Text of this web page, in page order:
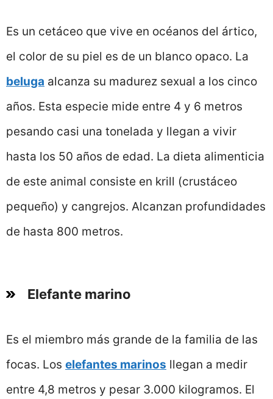
Es un cetáceo que vive en océanos del ártico,
el color de su piel es de un blanco opaco. La
beluga alcanza su madurez sexual a los cinco
años. Esta especie mide entre 4 y 6 metros
pesando casi una tonelada y llegan a vivir
hasta los 50 años de edad. La dieta alimenticia
de este animal consiste en krill (crustáceo
pequeño) y cangrejos. Alcanzan profundidades
de hasta 800 metros.
Elefante marino
Es el miembro más grande de la familia de las
focas. Los elefantes marinos llegan a medir
entre 4,8 metros y pesar 3.000 kilogramos. El